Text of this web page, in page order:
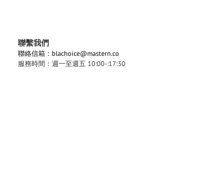
聯繫我們
聯絡信箱：blachoice@mastern.co
服務時間：週一至週五 10:00-:17:30